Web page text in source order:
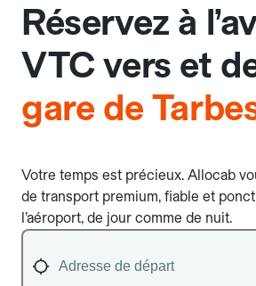
Réservez à
VTC vers et
gare de
Votre temps est précieux. Allocab
de transport premium, fiable et
l’aéroport, de jour comme de nuit.